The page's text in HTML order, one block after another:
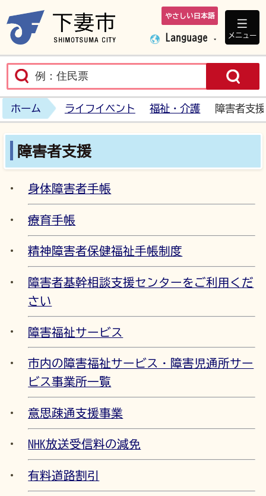
下妻市ホームペ
やさしい日本語
Language メニュー
ホーム ライフイベント 福祉・介護 障害者支援
障害者支援
身体障害者手帳
療育手帳
精神障害者保健福祉手帳制度
障害者基幹相談支援センターをご利用くだ
さい
障害福祉サービス
市内の障害福祉サービス・障害児通所サー
ビス事業所一覧
意思疎通支援事業
NHK放送受信料の減免
有料道路割引